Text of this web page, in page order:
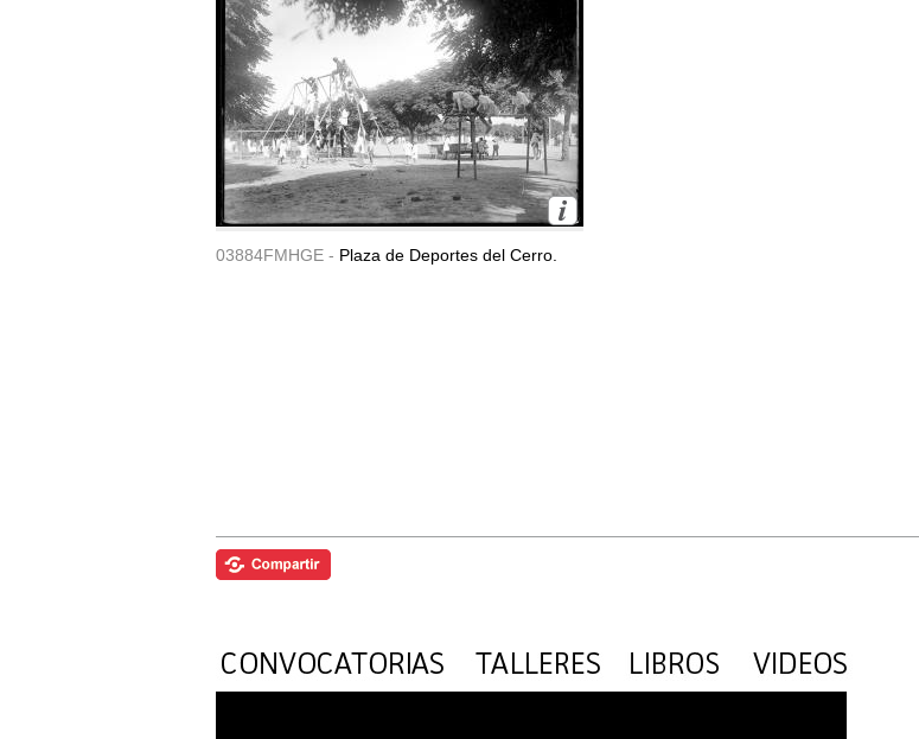
03884FMHGE - Plaza de Deportes del Cerro.